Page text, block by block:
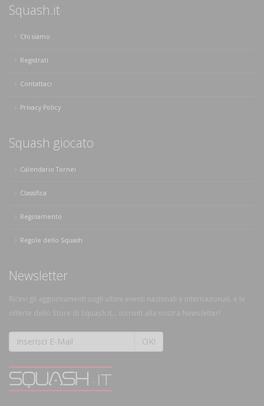
Squash.it
Chi siamo
Registrati
Contattaci
Privacy Policy
Squash giocato
Calendario Tornei
Classifica
Regolamento
Regole dello Squash
Newsletter
Ricevi gli aggiornamenti sugli ultimi eventi nazionali e internazionali, e le
offerte dello Store di Squash.it... Iscriviti alla nostra Newsletter!
OK!